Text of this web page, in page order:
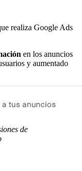
realiza Google Ads
en los anuncios
y aumentado
de